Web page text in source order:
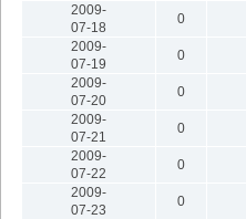
2009-
07-18
0
2009-
07-19
0
2009-
07-20
0
2009-
07-21
0
2009-
07-22
0
2009-
07-23
0